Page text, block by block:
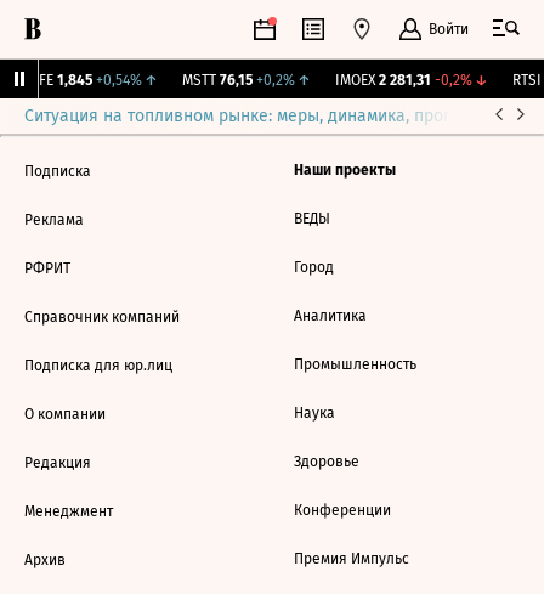
Войти
LIFE 1,845 +0,54%↑ MSTT 76,15 +0,2%↑ IMOEX 2 281,31 -0,2%↓ RTSI
Ситуация на топливном рынке: меры, динамика, прогнозы
Подписка
Реклама
РФРИТ
Справочник компаний
Подписка для юр.лиц
О компании
Редакция
Менеджмент
Архив
Наши проекты
ВЕДЫ
Город
Аналитика
Промышленность
Наука
Здоровье
Конференции
Премия Импульс